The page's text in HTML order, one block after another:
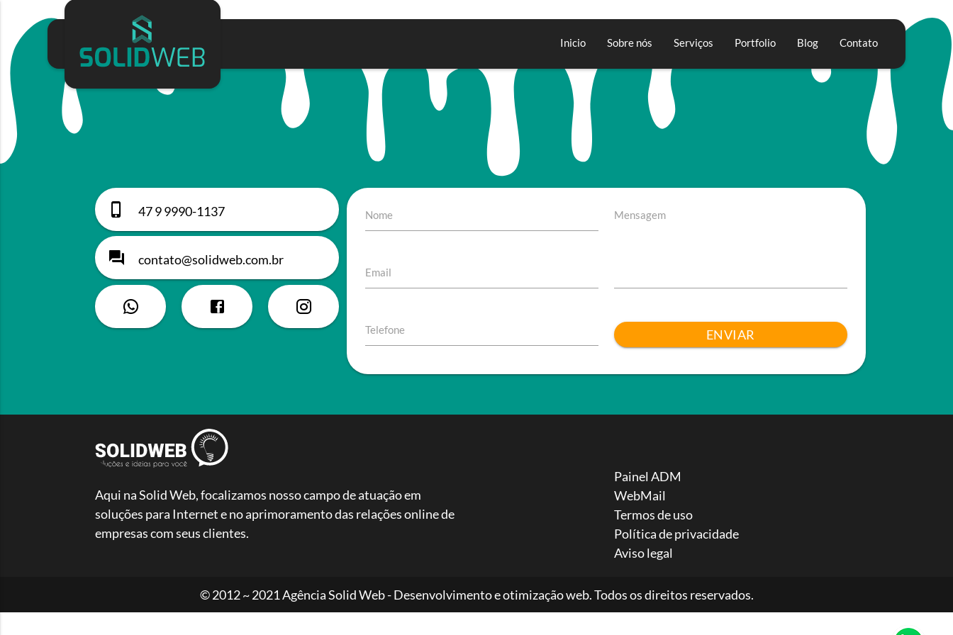
Inicio Sobre nós Serviços Portfolio Blog Contato
47 9 9990-1137
contato@solidweb.com.br
Nome
Email
Telefone
Mensagem
ENVIAR
Aqui na Solid Web, focalizamos nosso campo de atuação em
soluções para Internet e no aprimoramento das relações online de
empresas com seus clientes.
Painel ADM
WebMail
Termos de uso
Política de privacidade
Aviso legal
© 2012 ~ 2021 Agência Solid Web - Desenvolvimento e otimização web. Todos os direitos reservados.